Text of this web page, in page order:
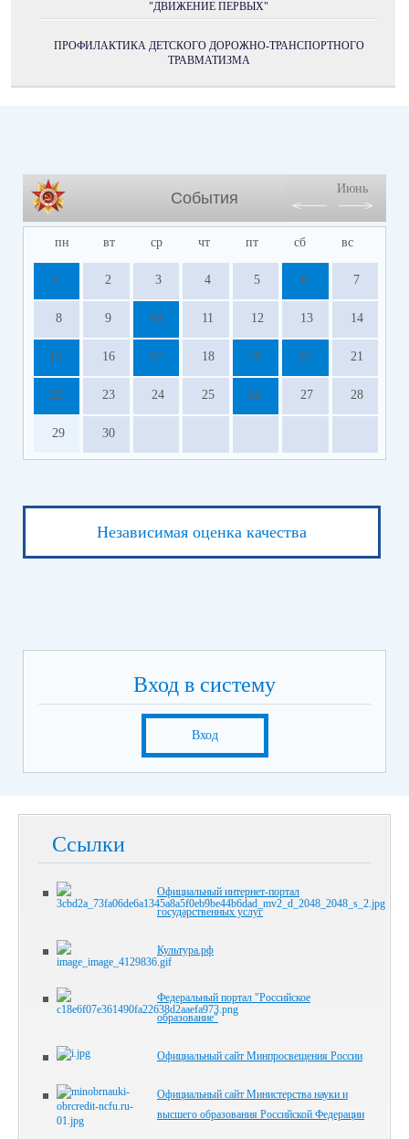
"ДВИЖЕНИЕ ПЕРВЫХ"
ПРОФИЛАКТИКА ДЕТСКОГО ДОРОЖНО-ТРАНСПОРТНОГО
ТРАВМАТИЗМА
События
Июнь
пн вт ср чт пт сб вс
1 2 3 4 5 6 7
8 9 10 11 12 13 14
15 16 17 18 19 20 21
22 23 24 25 26 27 28
29 30
Независимая оценка качества
Вход в систему
Вход
Ссылки
Официальный интернет-портал
государственных услуг
Культура.рф
Федеральный портал "Российское
образование"
Официальный сайт Минпросвещения России
Официальный сайт Министерства науки и
высшего образования Российской Федерации